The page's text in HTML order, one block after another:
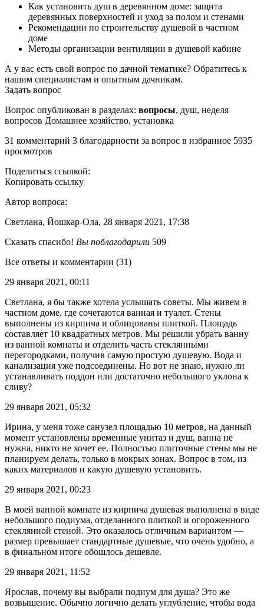
Как установить душ в деревянном доме: защита
деревянных поверхностей и уход за полом и стенами
Рекомендации по строительству душевой в частном
доме
Методы организации вентиляции в душевой кабине
А у вас есть свой вопрос по дачной тематике? Обратитесь к
нашим специалистам и опытным дачникам.
Задать вопрос
Вопрос опубликован в разделах: вопросы, душ, неделя
вопросов Домашнее хозяйство, установка
31 комментарий 3 благодарности за вопрос в избранное 5935
просмотров
Поделиться ссылкой:
Копировать ссылку
Автор вопроса:
Светлана, Йошкар-Ола, 28 января 2021, 17:38
Сказать спасибо! Вы поблагодарили 509
Все ответы и комментарии (31)
29 января 2021, 00:11
Светлана, я бы также хотела услышать советы. Мы живем в
частном доме, где сочетаются ванная и туалет. Стены
выполнены из кирпича и облицованы плиткой. Площадь
составляет 10 квадратных метров. Мы решили убрать ванну
из ванной комнаты и отделить часть стеклянными
перегородками, получив самую простую душевую. Вода и
канализация уже подсоединены. Но вот не знаю, нужно ли
устанавливать поддон или достаточно небольшого уклона к
сливу?
29 января 2021, 05:32
Ирина, у меня тоже санузел площадью 10 метров, на данный
момент установлены временные унитаз и душ, ванна не
нужна, никто не хочет ее. Полностью плиточные стены мы не
планируем делать, только в мокрых зонах. Вопрос в том, из
каких материалов и какую душевую установить.
29 января 2021, 00:23
В моей ванной комнате из кирпича душевая выполнена в виде
небольшого подиума, отделанного плиткой и огороженного
стеклянной стеной. Это оказалось отличным вариантом —
размер превышает стандартные душевые, что очень удобно, а
в финальном итоге обошлось дешевле.
29 января 2021, 11:52
Ярослав, почему вы выбрали подиум для душа? Это же
возвышение. Обычно логично делать углубление, чтобы вода